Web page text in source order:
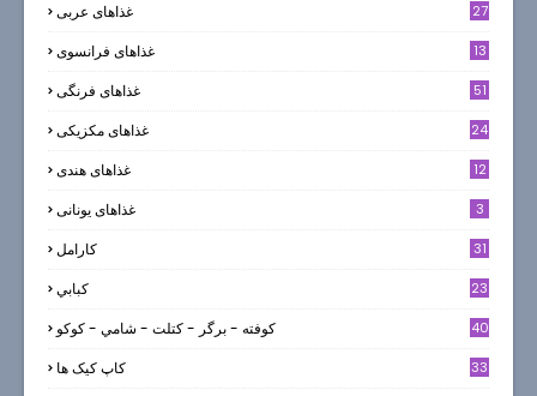
غذاهای عربی 27
غذاهای فرانسوی 13
غذاهای فرنگی 51
غذاهای مکزیکی 24
غذاهای هندی 12
غذاهای یونانی 3
كارامل 31
كبابي 23
كوفته - برگر - كتلت - شامي - كوكو 40
کاپ کیک ها 33